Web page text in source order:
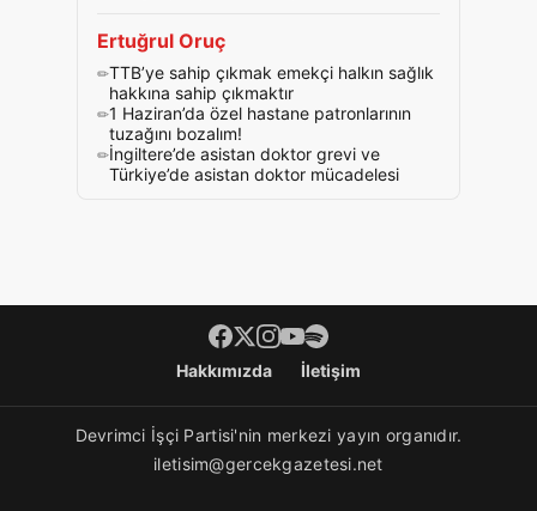
Ertuğrul Oruç
TTB’ye sahip çıkmak emekçi halkın sağlık
hakkına sahip çıkmaktır
1 Haziran’da özel hastane patronlarının
tuzağını bozalım!
İngiltere’de asistan doktor grevi ve
Türkiye’de asistan doktor mücadelesi
Footer menüHakkımızda İletişim
Devrimci İşçi Partisi'nin merkezi yayın organıdır.
iletisim@gercekgazetesi.net